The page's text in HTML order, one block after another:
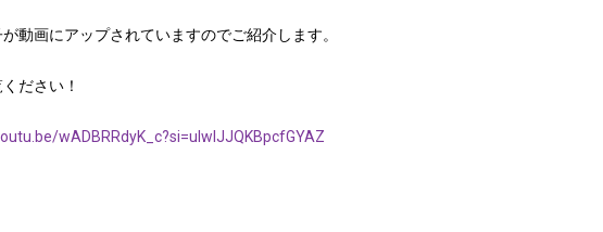
動画にアップされていますのでご紹介します。
ださい！
wADBRRdyK_c?si=ulwlJJQKBpcfGYAZ